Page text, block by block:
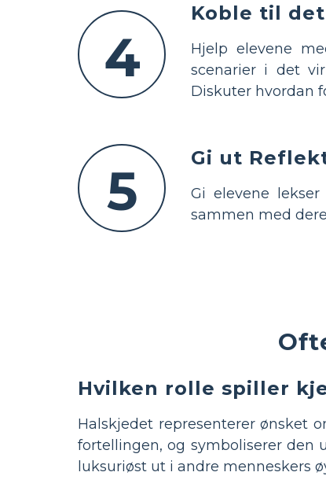
4
Koble til
Hjelp elevene
scenarier i det
Diskuter hvordan
5
Gi ut
Gi elevene
sammen med
Hvilken rolle spiller
Halskjedet representerer ønsket
fortellingen, og symboliserer den
luksuriøst ut i andre menneskers